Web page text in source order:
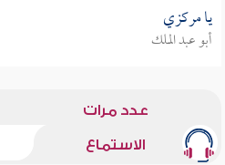
يا مركزي
أبو عبد الملك
عدد مرات
الاستماع